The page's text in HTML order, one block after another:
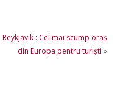
Reykjavik : Cel mai scump oraş
din Europa pentru turişti »